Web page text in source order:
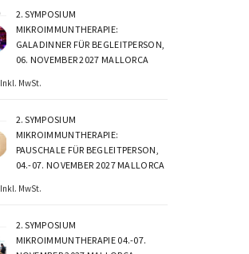
2. SYMPOSIUM
MIKROIMMUNTHERAPIE:
GALADINNER FÜR BEGLEITPERSON,
06. NOVEMBER 2027 MALLORCA
Inkl. MwSt.
2. SYMPOSIUM
MIKROIMMUNTHERAPIE:
PAUSCHALE FÜR BEGLEITPERSON,
04.-07. NOVEMBER 2027 MALLORCA
Inkl. MwSt.
2. SYMPOSIUM
MIKROIMMUNTHERAPIE 04.-07.